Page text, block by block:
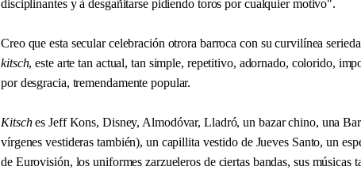
disciplinantes y à desgañitarse pidiendo toros por cualquier motivo".
Creo que esta secular celebración otrora barroca con su curvilínea
kitsch, este arte tan actual, tan simple, repetitivo, adornado, colorido,
por desgracia, tremendamente popular.
Kitsches Jeff Kons, Disney, Almodóvar, Lladró, un bazar chino, una
vírgenes vestideras también), un capillita vestido de Jueves Santo, un
de Eurovisión, los uniformes zarzueleros de ciertas bandas, sus músicas